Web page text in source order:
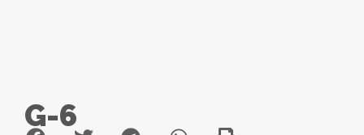
G-6